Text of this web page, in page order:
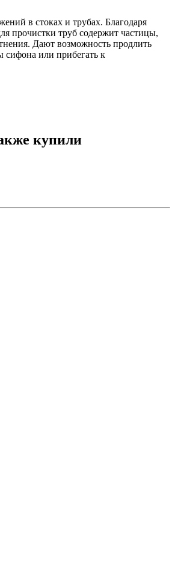
в стоках и трубах. Благодаря
прочистки труб содержит частицы,
Дают возможность продлить
сифона или прибегать к
купили